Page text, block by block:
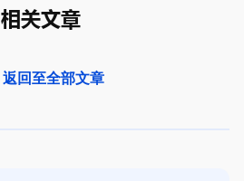
相关文章
返回至全部文章